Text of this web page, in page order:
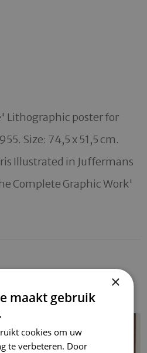
Lithographic poster for
Size: 74,5 x 51,5 cm.
Illustrated in Juffermans
Complete Graphic Work'
×
maakt gebruik
cookies om uw
te verbeteren. Door